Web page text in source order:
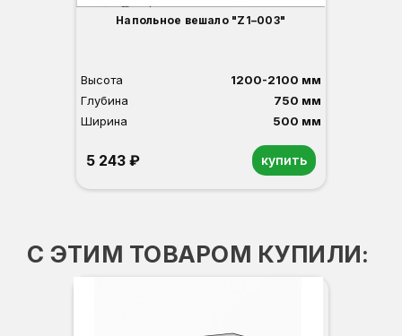
Напольное вешало "Z1–003"
Высота
1200-2100 мм
Глубина
750 мм
Ширина
500 мм
5 243 ₽ купить
С ЭТИМ ТОВАРОМ КУПИЛИ: